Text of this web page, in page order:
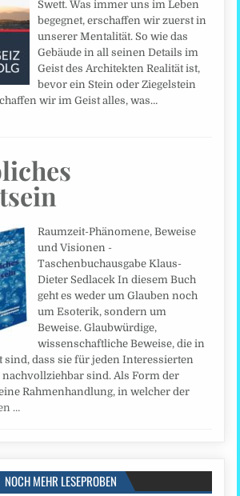
Swett. Was immer uns im Leben
begegnet, erschaffen wir zuerst in
unserer Mentalität. So wie das
Gebäude in all seinen Details im
Geist des Architekten Realität ist,
bevor ein Stein oder Ziegelstein
wir im Geist alles, was…
Raumzeit-Phänomene, Beweise
und Visionen -
Taschenbuchausgabe Klaus-
Dieter Sedlacek In diesem Buch
geht es weder um Glauben noch
um Esoterik, sondern um
Beweise. Glaubwürdige,
wissenschaftliche Beweise, die in
sind, dass sie für jeden Interessierten
nachvollziehbar sind. Als Form der
Rahmenhandlung, in welcher der
…
NOCH MEHR LESEPROBEN